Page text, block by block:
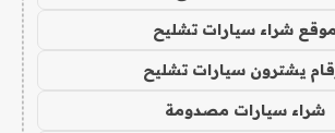
موقع شراء سيارات تشليح
يشترون سيارات تشليح
شراء سيارات مصدومة